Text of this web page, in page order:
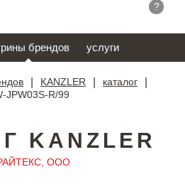
?
брендов услуги
KANZLER каталог
JPW03S-R/99
KANZLER
ООО